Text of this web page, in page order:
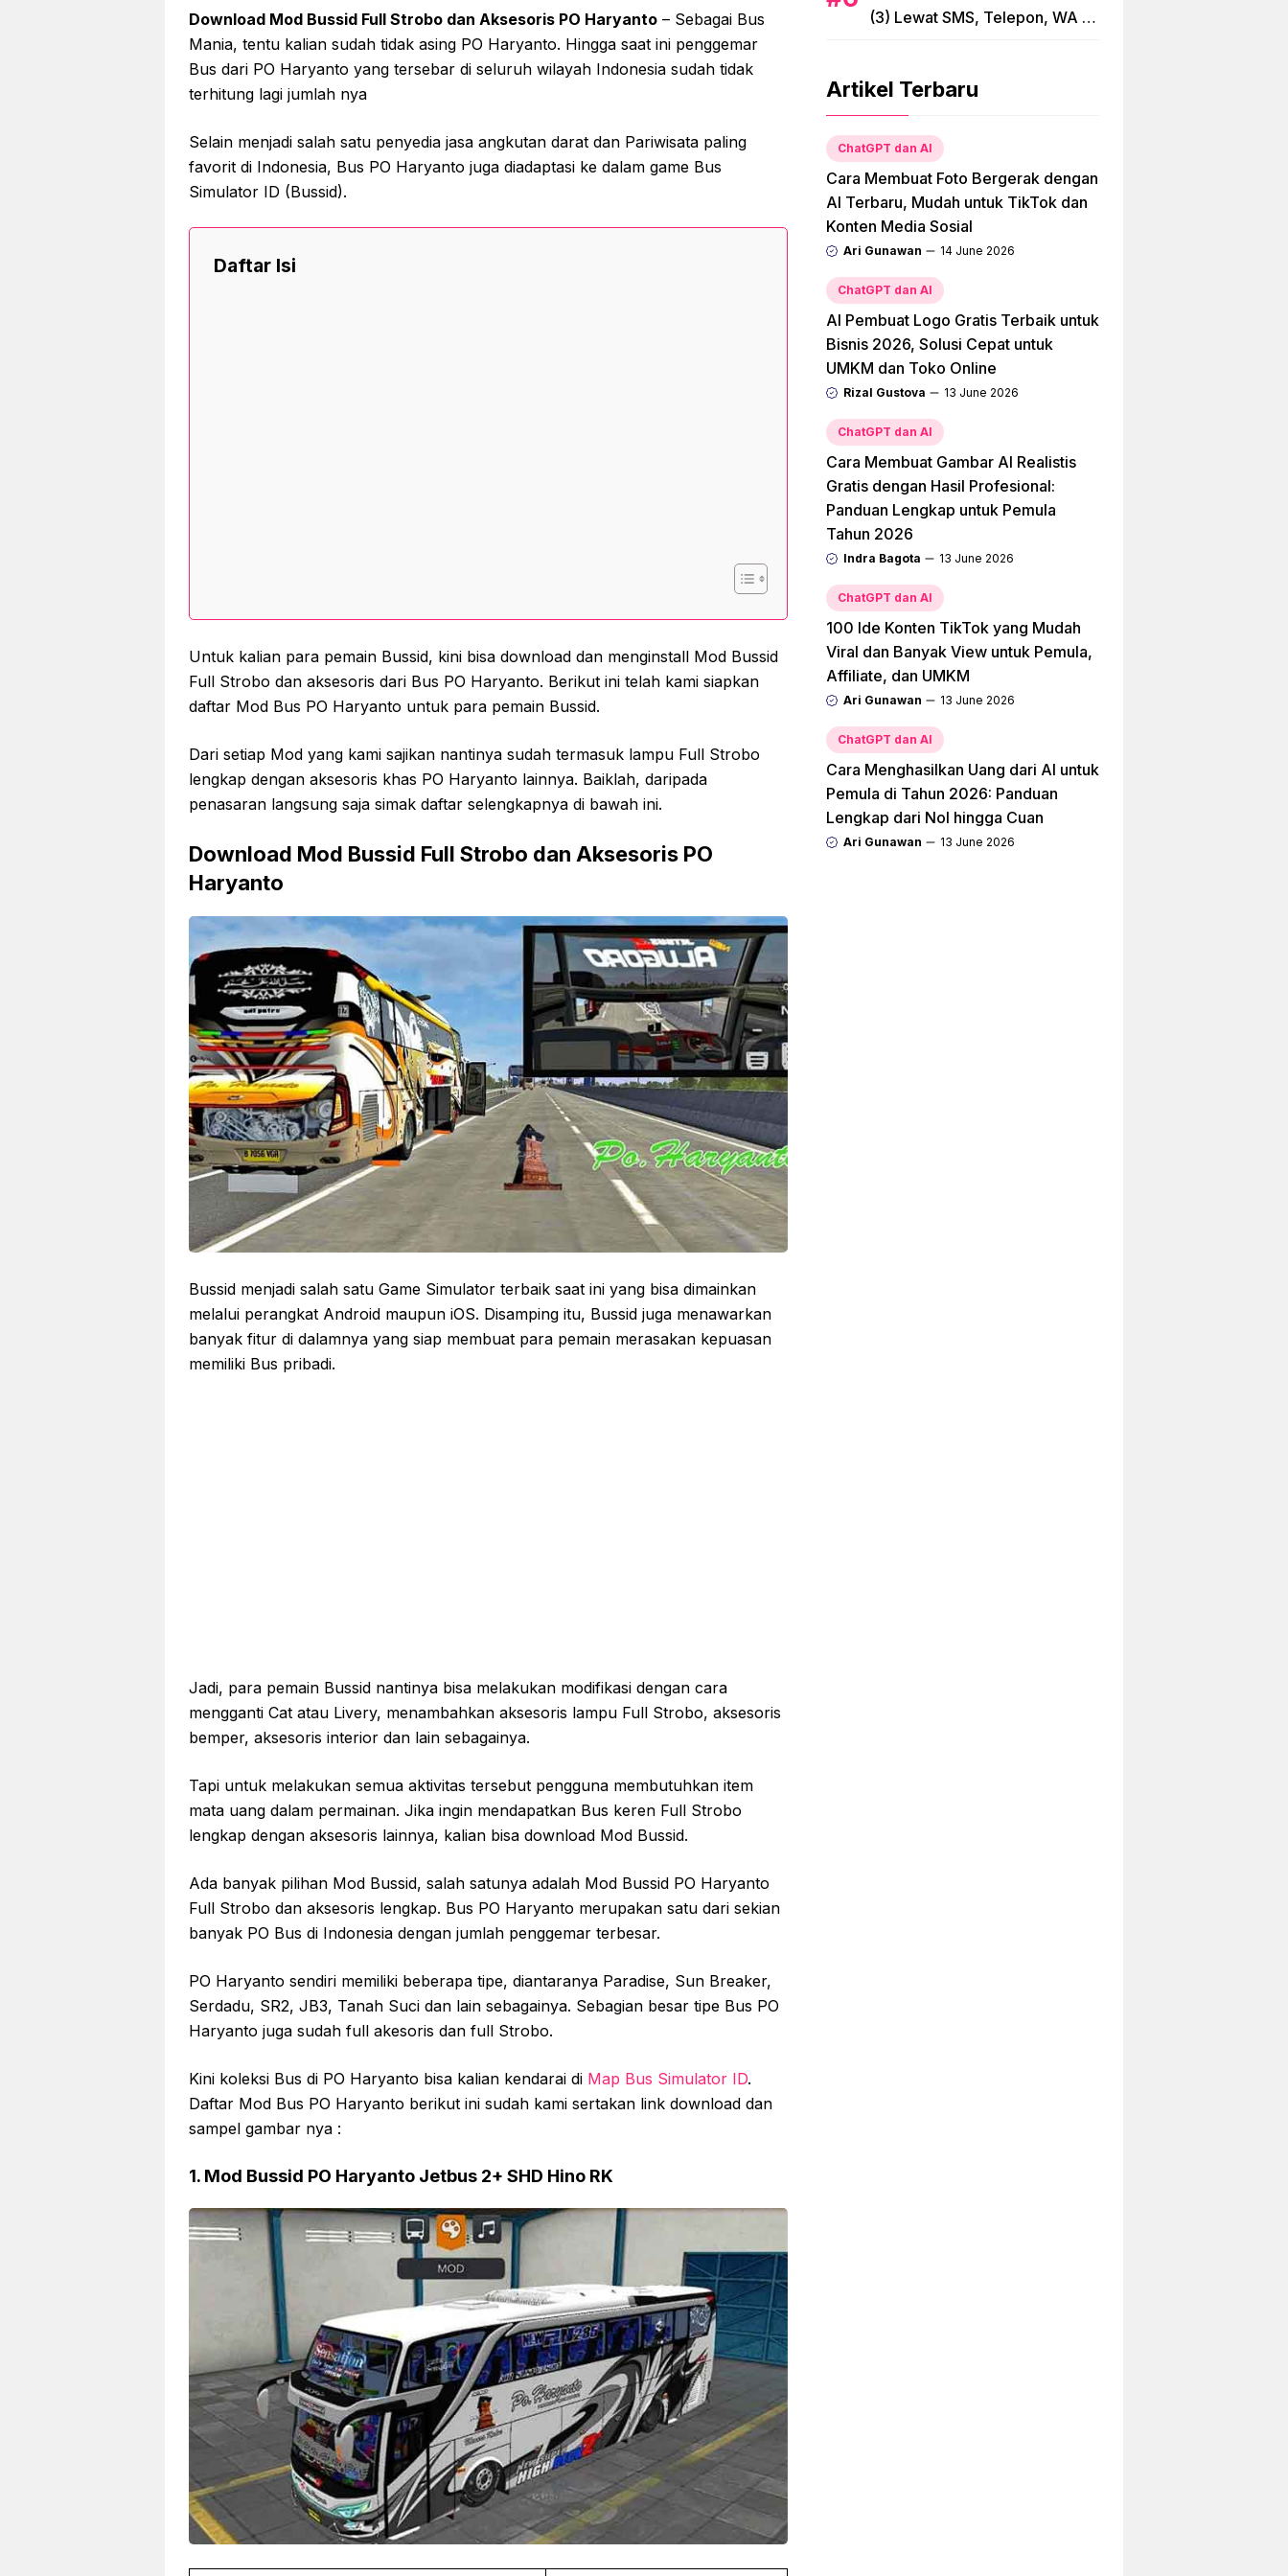
Download Mod Bussid Full Strobo dan Aksesoris PO Haryanto – Sebagai Bus
Mania, tentu kalian sudah tidak asing PO Haryanto. Hingga saat ini penggemar
Bus dari PO Haryanto yang tersebar di seluruh wilayah Indonesia sudah tidak
terhitung lagi jumlah nya
Selain menjadi salah satu penyedia jasa angkutan darat dan Pariwisata paling
favorit di Indonesia, Bus PO Haryanto juga diadaptasi ke dalam game Bus
Simulator ID (Bussid).
Daftar Isi
Untuk kalian para pemain Bussid, kini bisa download dan menginstall Mod Bussid
Full Strobo dan aksesoris dari Bus PO Haryanto. Berikut ini telah kami siapkan
daftar Mod Bus PO Haryanto untuk para pemain Bussid.
Dari setiap Mod yang kami sajikan nantinya sudah termasuk lampu Full Strobo
lengkap dengan aksesoris khas PO Haryanto lainnya. Baiklah, daripada
penasaran langsung saja simak daftar selengkapnya di bawah ini.
Download Mod Bussid Full Strobo dan Aksesoris PO
Haryanto
Bussid menjadi salah satu Game Simulator terbaik saat ini yang bisa dimainkan
melalui perangkat Android maupun iOS. Disamping itu, Bussid juga menawarkan
banyak fitur di dalamnya yang siap membuat para pemain merasakan kepuasan
memiliki Bus pribadi.
Jadi, para pemain Bussid nantinya bisa melakukan modifikasi dengan cara
mengganti Cat atau Livery, menambahkan aksesoris lampu Full Strobo, aksesoris
bemper, aksesoris interior dan lain sebagainya.
Tapi untuk melakukan semua aktivitas tersebut pengguna membutuhkan item
mata uang dalam permainan. Jika ingin mendapatkan Bus keren Full Strobo
lengkap dengan aksesoris lainnya, kalian bisa download Mod Bussid.
Ada banyak pilihan Mod Bussid, salah satunya adalah Mod Bussid PO Haryanto
Full Strobo dan aksesoris lengkap. Bus PO Haryanto merupakan satu dari sekian
banyak PO Bus di Indonesia dengan jumlah penggemar terbesar.
PO Haryanto sendiri memiliki beberapa tipe, diantaranya Paradise, Sun Breaker,
Serdadu, SR2, JB3, Tanah Suci dan lain sebagainya. Sebagian besar tipe Bus PO
Haryanto juga sudah full akesoris dan full Strobo.
Kini koleksi Bus di PO Haryanto bisa kalian kendarai di Map Bus Simulator ID.
Daftar Mod Bus PO Haryanto berikut ini sudah kami sertakan link download dan
sampel gambar nya :
1. Mod Bussid PO Haryanto Jetbus 2+ SHD Hino RK
(3) Lewat SMS, Telepon, WA &
Artikel Terbaru
ChatGPT dan AI
Cara Membuat Foto Bergerak dengan
AI Terbaru, Mudah untuk TikTok dan
Konten Media Sosial
Ari Gunawan 14 June 2026
ChatGPT dan AI
AI Pembuat Logo Gratis Terbaik untuk
Bisnis 2026, Solusi Cepat untuk
UMKM dan Toko Online
Rizal Gustova 13 June 2026
ChatGPT dan AI
Cara Membuat Gambar AI Realistis
Gratis dengan Hasil Profesional:
Panduan Lengkap untuk Pemula
Tahun 2026
Indra Bagota 13 June 2026
ChatGPT dan AI
100 Ide Konten TikTok yang Mudah
Viral dan Banyak View untuk Pemula,
Affiliate, dan UMKM
Ari Gunawan 13 June 2026
ChatGPT dan AI
Cara Menghasilkan Uang dari AI untuk
Pemula di Tahun 2026: Panduan
Lengkap dari Nol hingga Cuan
Ari Gunawan 13 June 2026